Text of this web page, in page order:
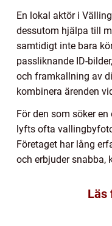
En lokal aktör i
dessutom hjälpa till
samtidigt inte bara
passliknande ID-
och framkallning av
kombinera ärenden
För den som söker
lyfts ofta
Företaget har lång
och erbjuder snabba,
Läs